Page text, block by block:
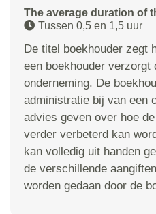
The average duration of
Tussen 0,5 en 1,5 uur
De titel boekhouder zegt
een boekhouder verzorgt
onderneming. De
administratie bij van een
advies geven over hoe
verder verbeterd kan
kan volledig uit handen
de verschillende
worden gedaan door de